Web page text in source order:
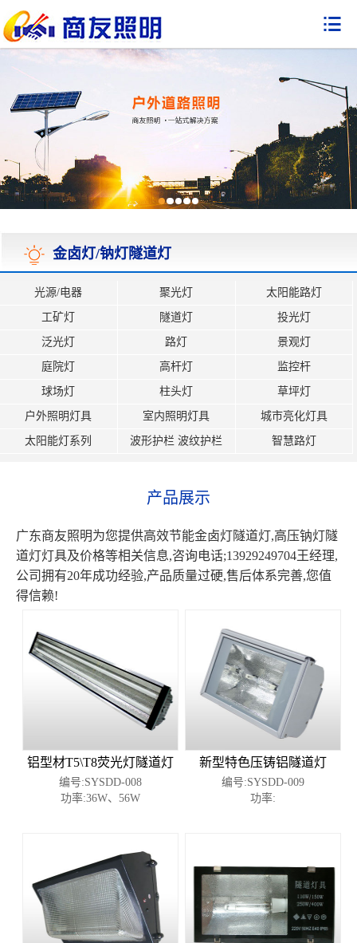

金卤灯/钠灯隧道灯
光源/电器 聚光灯 太阳能路灯
工矿灯 隧道灯 投光灯
泛光灯 路灯 景观灯
庭院灯 高杆灯 监控杆
球场灯 柱头灯 草坪灯
户外照明灯具 室内照明灯具 城市亮化灯具
太阳能灯系列 波形护栏 波纹护栏 智慧路灯
产品展示
广东商友照明为您提供高效节能金卤灯隧道灯,高压钠灯隧
道灯灯具及价格等相关信息,咨询电话;13929249704王经理,
公司拥有20年成功经验,产品质量过硬,售后体系完善,您值
得信赖!
铝型材T5\T8荧光灯隧道灯
编号:SYSDD-008
功率:36W、56W
新型特色压铸铝隧道灯
编号:SYSDD-009
功率: